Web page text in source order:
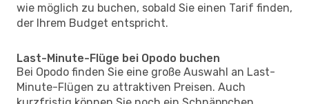
wie möglich zu buchen, sobald Sie einen Tarif finden,
der Ihrem Budget entspricht.
Last-Minute-Flüge bei Opodo buchen
Bei Opodo finden Sie eine große Auswahl an Last-
Minute-Flügen zu attraktiven Preisen. Auch